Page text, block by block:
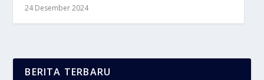
24 Desember 2024
BERITA TERBARU